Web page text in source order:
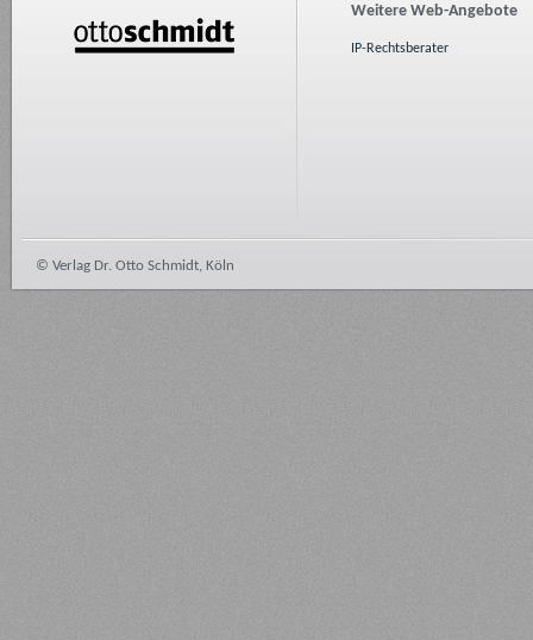
Weitere Web-Angebote
IP-Rechtsberater
© Verlag Dr. Otto Schmidt, Köln